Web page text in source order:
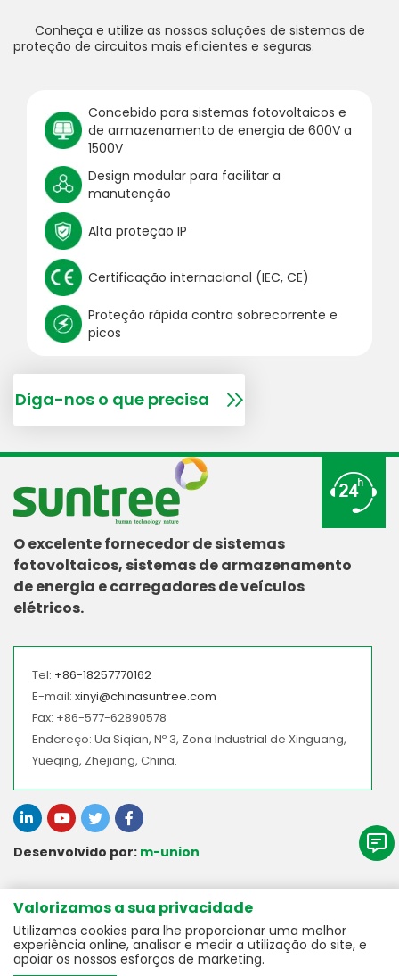
Conheça e utilize as nossas soluções de sistemas de
proteção de circuitos mais eficientes e seguras.
Concebido para sistemas fotovoltaicos e
de armazenamento de energia de 600V a
1500V
Design modular para facilitar a
manutenção
Alta proteção IP
Certificação internacional (IEC, CE)
Proteção rápida contra sobrecorrente e
picos
Diga-nos o que precisa
O excelente fornecedor de sistemas
fotovoltaicos, sistemas de armazenamento
de energia e carregadores de veículos
elétricos.
Tel: +86-18257770162
E-mail: xinyi@chinasuntree.com
Fax: +86-577-62890578
Endereço: Ua Siqian, Nº 3, Zona Industrial de Xinguang,
Yueqing, Zhejiang, China.
Desenvolvido por: m-union
> A Nossa Linha de Produtos
> Acessórios CC para Ligação à Rede
> Acessórios para Armazenamento de Energia CC
> Serviço
> Transferência de Dados do Produto
Valorizamos a sua privacidade
Utilizamos cookies para lhe proporcionar uma melhor
experiência online, analisar e medir a utilização do site, e
apoiar os nossos esforços de marketing.